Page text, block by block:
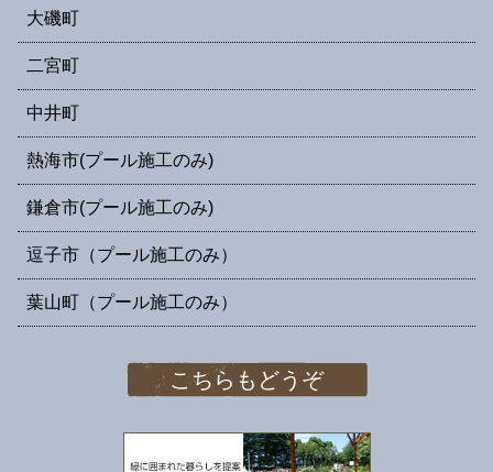
大磯町
二宮町
中井町
熱海市(プール施工のみ)
鎌倉市(プール施工のみ)
逗子市（プール施工のみ）
葉山町（プール施工のみ）
こちらもどうぞ